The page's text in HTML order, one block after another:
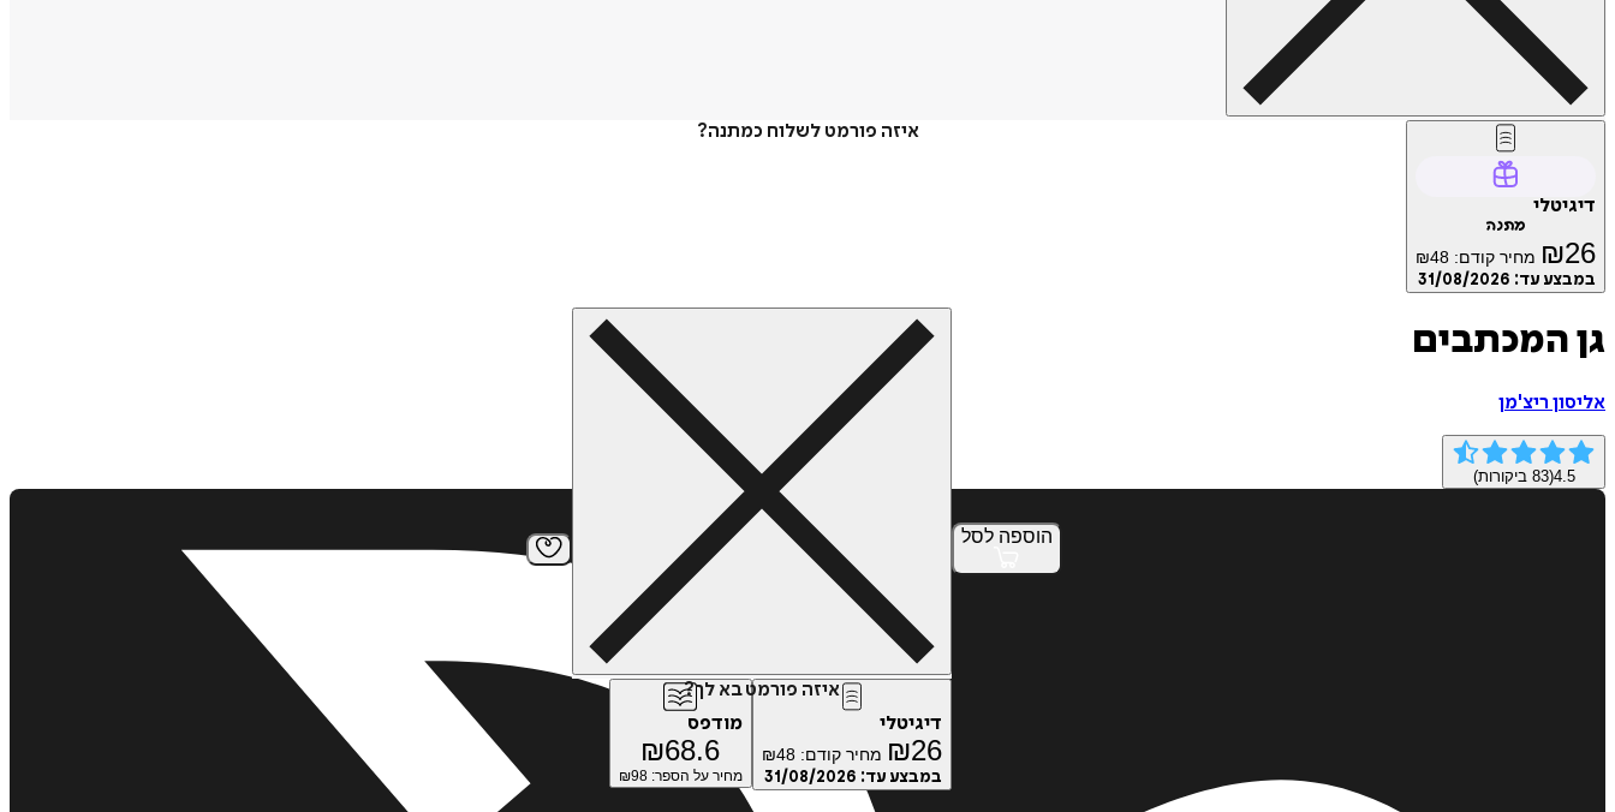
איזה פורמט לשלוח כמתנה?
דיגיטלי
מתנה
₪26 מחיר קודם: ₪48
במבצע עד: 31/08/2026
הוספה לסל
איזה פורמט בא לך?
דיגיטלי
₪26 מחיר קודם: ₪48
במבצע עד: 31/08/2026
מודפס
₪68.6
מחיר על הספר: ₪98
גן המכתבים
אליסון ריצ'מן
4.5
(
83 ביקורות)